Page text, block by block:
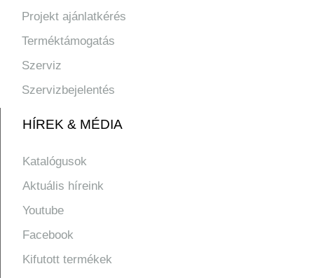
Projekt ajánlatkérés
Terméktámogatás
Szerviz
Szervizbejelentés
HÍREK & MÉDIA
Katalógusok
Aktuális híreink
Youtube
Facebook
Kifutott termékek